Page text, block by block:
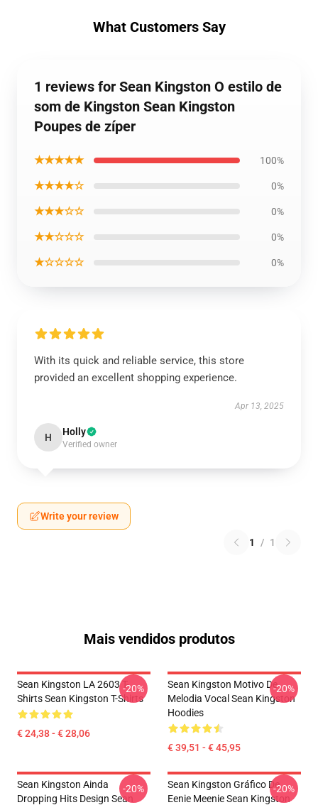
What Customers Say
1 reviews for Sean Kingston O estilo de
som de Kingston Sean Kingston
Poupes de zíper
★★★★★ 100%
★★★★☆ 0%
★★★☆☆ 0%
★★☆☆☆ 0%
★☆☆☆☆ 0%
With its quick and reliable service, this store
provided an excellent shopping experience.
Apr 13, 2025
H Holly
Verified owner
Write your review
1 / 1
Mais vendidos produtos
Sean Kingston LA 2603 T-
Shirts Sean Kingston T-Shirts
€ 24,38 - € 28,06
-20%
Sean Kingston Motivo De
Melodia Vocal Sean Kingston
Hoodies
€ 39,51 - € 45,95
-20%
Sean Kingston Ainda
Dropping Hits Design Sean
-20%
Sean Kingston Gráfico De
Eenie Meenie Sean Kingston
-20%